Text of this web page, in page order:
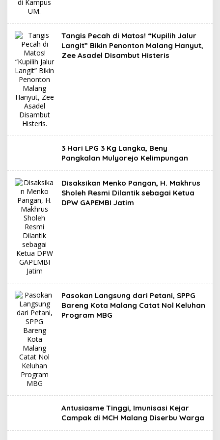
Tangis Pecah di Matos! “Kupilih Jalur
Langit” Bikin Penonton Malang Hanyut,
Zee Asadel Disambut Histeris
3 Hari LPG 3 Kg Langka, Beny
Pangkalan Mulyorejo Kelimpungan
Disaksikan Menko Pangan, H. Makhrus
Sholeh Resmi Dilantik sebagai Ketua
DPW GAPEMBI Jatim
Pasokan Langsung dari Petani, SPPG
Bareng Kota Malang Catat Nol Keluhan
Program MBG
Antusiasme Tinggi, Imunisasi Kejar
Campak di MCH Malang Diserbu Warga